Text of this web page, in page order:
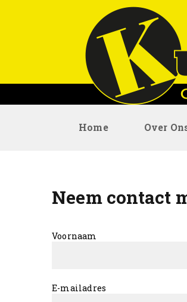
Home Over
Neem contact
Voornaam
E-mailadres